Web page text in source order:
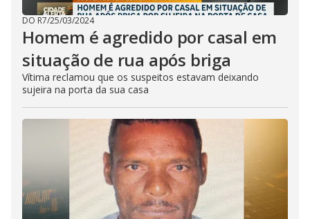
DO R7/25/03/2024
Homem é agredido por casal em
situação de rua após briga
Vítima reclamou que os suspeitos estavam deixando
sujeira na porta da sua casa